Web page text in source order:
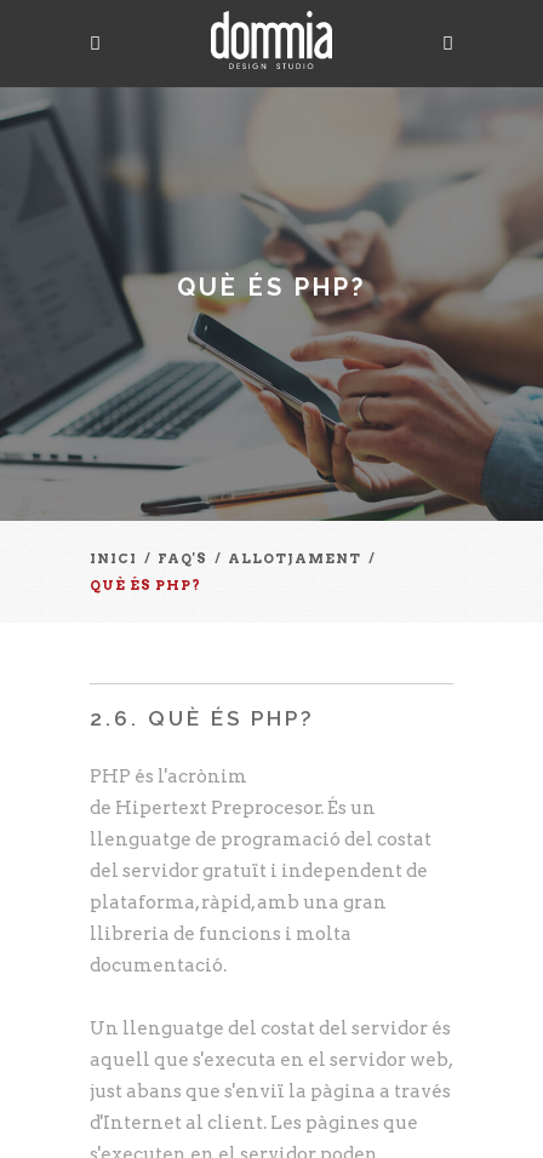
QUÈ ÉS PHP?
INICI / FAQ'S / ALLOTJAMENT /
QUÈ ÉS PHP?
2.6. QUÈ ÉS PHP?
PHP és l'acrònim
de Hipertext Preprocesor. És un
llenguatge de programació del costat
del servidor gratuït i independent de
plataforma, ràpid, amb una gran
llibreria de funcions i molta
documentació.
Un llenguatge del costat del servidor és
aquell que s'executa en el servidor web,
just abans que s'enviï la pàgina a través
d'Internet al client. Les pàgines que